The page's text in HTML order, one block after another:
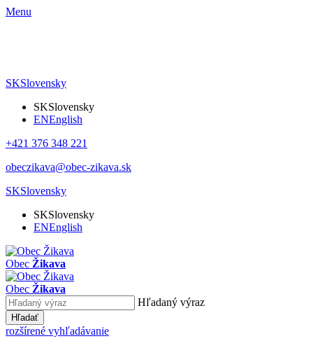
Menu
SKSlovensky
SKSlovensky
ENEnglish
+421 376 348 221
obeczikava@obec-zikava.sk
SKSlovensky
SKSlovensky
ENEnglish
Obec Žikava
Obec Žikava
Hľadaný výraz
Hľadať
rozšírené vyhľadávanie